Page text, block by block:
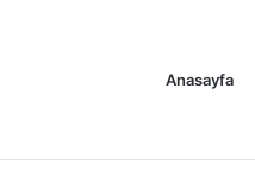
Anasayfa